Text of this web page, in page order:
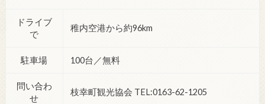
ドライブ
で
稚内空港から約96km
駐車場 100台／無料
問い合わ
せ
枝幸町観光協会 TEL:0163-62-1205